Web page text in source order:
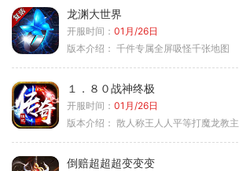
龙渊大世界
开服时间： 01月/26日
版本介绍： 千件专属全屏吸怪千张地图
１．８０战神终极
开服时间： 01月/26日
版本介绍： 散人称王人人平等打魔龙教
倒赔超超超变变变